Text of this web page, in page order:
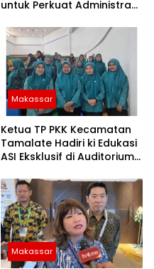
untuk Perkuat Administrasi
Makassar
Ketua TP PKK Kecamatan
Tamalate Hadiri ki Edukasi
ASI Eksklusif di Auditorium
Makassar